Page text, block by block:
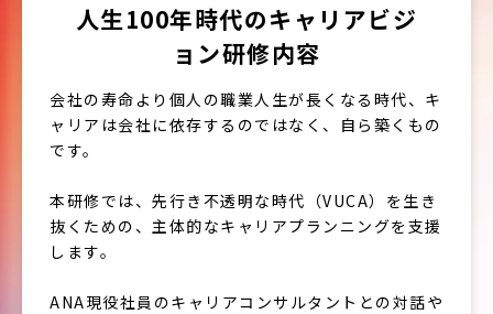
人生100年時代のキャリアビジ
ョン研修内容
会社の寿命より個人の職業人生が長くなる時代、キ
ャリアは会社に依存するのではなく、自ら築くもの
です。
本研修では、先行き不透明な時代（VUCA）を生き
抜くための、主体的なキャリアプランニングを支援
します。
ANA現役社員のキャリアコンサルタントとの対話や